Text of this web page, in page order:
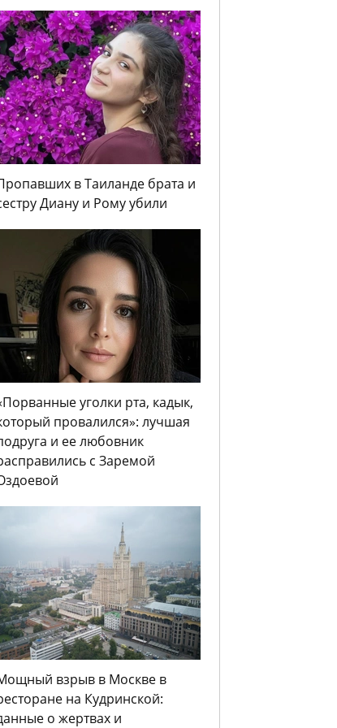
в Таиланде брата и
Диану и Рому убили
уголки рта, кадык,
провалился»: лучшая
и ее любовник
с Заремой
взрыв в Москве в
на Кудринской:
о жертвах и